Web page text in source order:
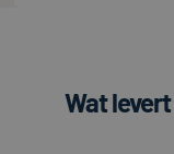
Wat